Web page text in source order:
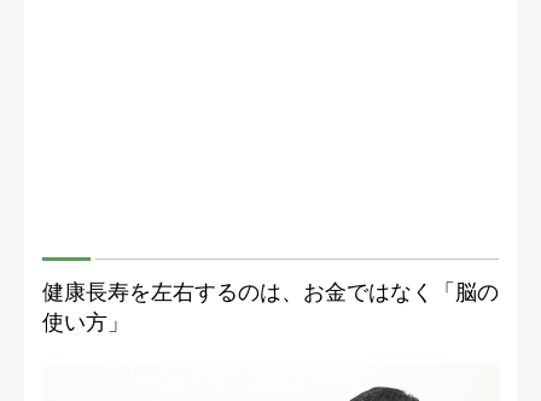
健康長寿を左右するのは、お金ではなく「脳の
使い方」